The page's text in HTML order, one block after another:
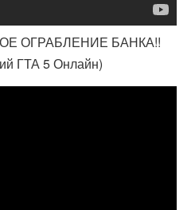
ОГРАБЛЕНИЕ БАНКА!!
ГТА 5 Онлайн)